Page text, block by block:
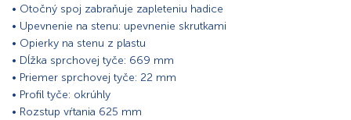
• Otočný spoj zabraňuje zapleteniu hadice
• Upevnenie na stenu: upevnenie skrutkami
• Opierky na stenu z plastu
• Dĺžka sprchovej tyče: 669 mm
• Priemer sprchovej tyče: 22 mm
• Profil tyče: okrúhly
• Rozstup vŕtania 625 mm